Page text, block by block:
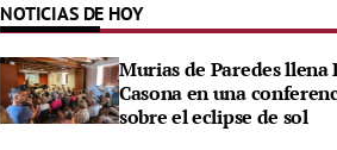
NOTICIAS DE HOY
Murias de Paredes llena
Casona en una
sobre el eclipse de sol